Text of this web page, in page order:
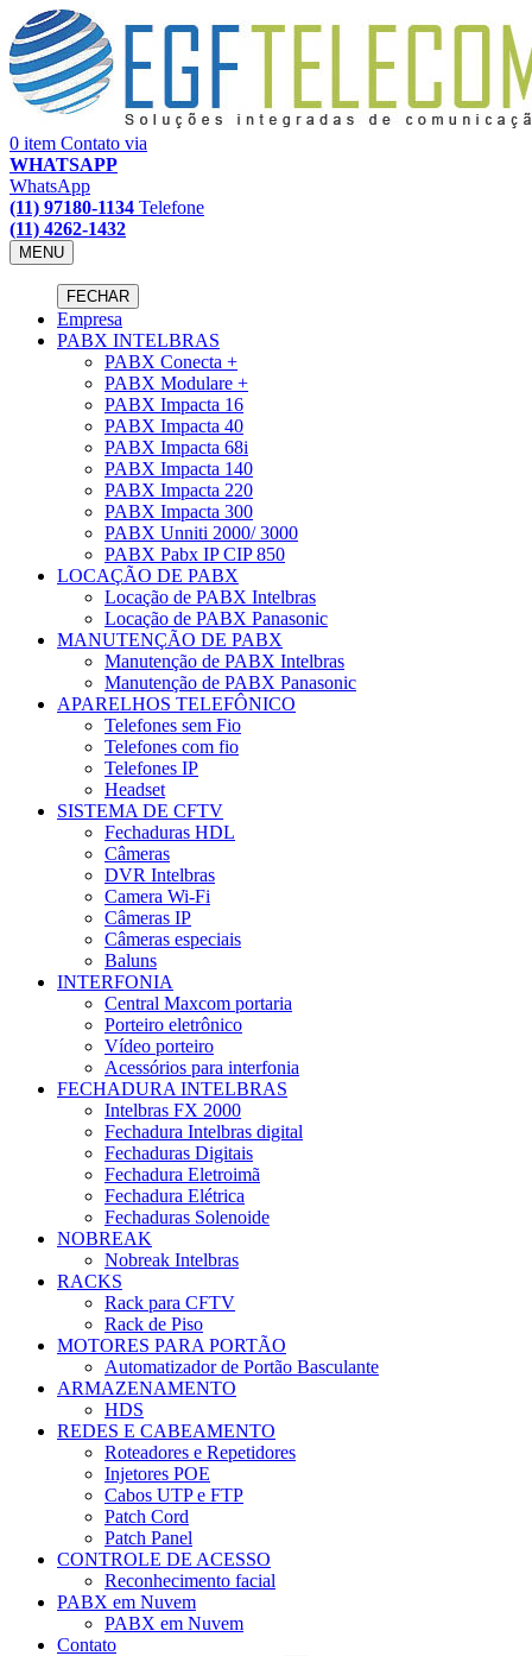
0 item Contato via
WHATSAPP
WhatsApp
(11) 97180-1134 Telefone
(11) 4262-1432
MENU
FECHAR
Empresa
PABX INTELBRAS
PABX Conecta +
PABX Modulare +
PABX Impacta 16
PABX Impacta 40
PABX Impacta 68i
PABX Impacta 140
PABX Impacta 220
PABX Impacta 300
PABX Unniti 2000/ 3000
PABX Pabx IP CIP 850
LOCAÇÃO DE PABX
Locação de PABX Intelbras
Locação de PABX Panasonic
MANUTENÇÃO DE PABX
Manutenção de PABX Intelbras
Manutenção de PABX Panasonic
APARELHOS TELEFÔNICO
Telefones sem Fio
Telefones com fio
Telefones IP
Headset
SISTEMA DE CFTV
Fechaduras HDL
Câmeras
DVR Intelbras
Camera Wi-Fi
Câmeras IP
Câmeras especiais
Baluns
INTERFONIA
Central Maxcom portaria
Porteiro eletrônico
Vídeo porteiro
Acessórios para interfonia
FECHADURA INTELBRAS
Intelbras FX 2000
Fechadura Intelbras digital
Fechaduras Digitais
Fechadura Eletroimã
Fechadura Elétrica
Fechaduras Solenoide
NOBREAK
Nobreak Intelbras
RACKS
Rack para CFTV
Rack de Piso
MOTORES PARA PORTÃO
Automatizador de Portão Basculante
ARMAZENAMENTO
HDS
REDES E CABEAMENTO
Roteadores e Repetidores
Injetores POE
Cabos UTP e FTP
Patch Cord
Patch Panel
CONTROLE DE ACESSO
Reconhecimento facial
PABX em Nuvem
PABX em Nuvem
Contato